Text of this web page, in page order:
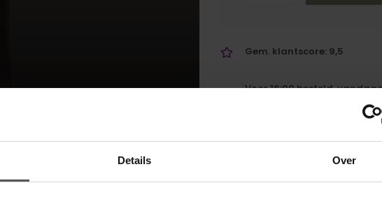
Details Over
Gem. klantscore: 9,5
Voor 16:00 besteld,